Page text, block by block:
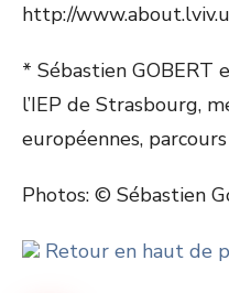
http://
* Sébastien GOBERT
l’IEP de Strasbourg,
européennes,
Photos: © Sébastien
Retour en haut de